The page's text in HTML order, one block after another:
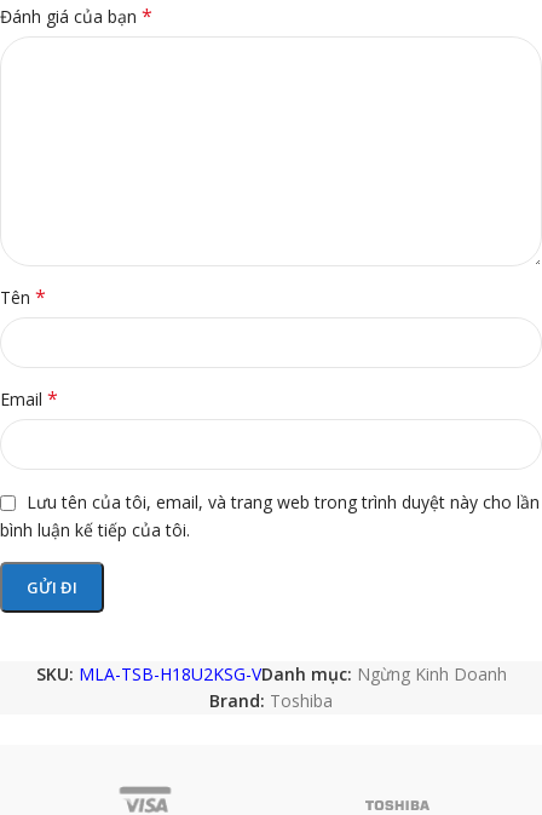
Đánh giá của bạn *
Tên *
Email *
Lưu tên của tôi, email, và trang web trong trình duyệt này cho lần
bình luận kế tiếp của tôi.
SKU: MLA-TSB-H18U2KSG-VDanh mục: Ngừng Kinh Doanh
Brand: Toshiba